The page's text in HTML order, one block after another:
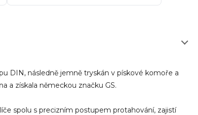
DIN, následně jemně tryskán v pískové komoře a
a získala německou značku GS.
spolu s precizním postupem protahování, zajistí